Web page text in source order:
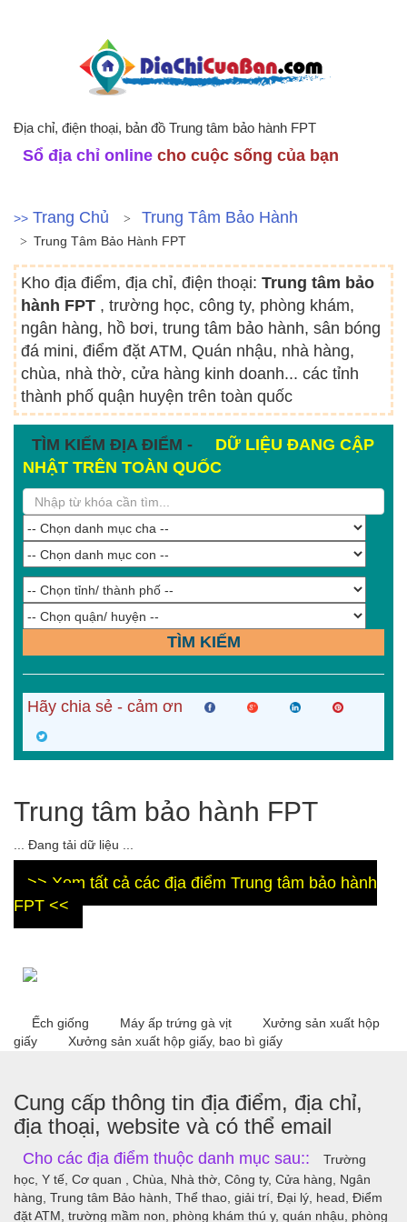
Địa chỉ, điện thoại, bản đồ Trung tâm bảo hành FPT
Sổ địa chỉ online cho cuộc sống của bạn
>> Trang Chủ Trung Tâm Bảo Hành
Trung Tâm Bảo Hành FPT
Kho địa điểm, địa chỉ, điện thoại: Trung tâm bảo
hành FPT , trường học, công ty, phòng khám,
ngân hàng, hồ bơi, trung tâm bảo hành, sân bóng
đá mini, điểm đặt ATM, Quán nhậu, nhà hàng,
chùa, nhà thờ, cửa hàng kinh doanh... các tỉnh
thành phố quận huyện trên toàn quốc
TÌM KIẾM ĐỊA ĐIỂM -
DỮ LIỆU ĐANG CẬP
NHẬT TRÊN TOÀN QUỐC
TÌM KIẾM
Hãy chia sẻ - cảm ơn
Trung tâm bảo hành FPT
... Đang tải dữ liệu ...
>> Xem tất cả các địa điểm Trung tâm bảo hành
FPT <<
Ếch giống Máy ấp trứng gà vịt
Xưởng sản xuất hộp
giấy
Xưởng sản xuất hộp giấy, bao bì giấy
Cung cấp thông tin địa điểm, địa chỉ,
địa thoại, website và có thể email
Cho các địa điểm thuộc danh mục sau::
Trường
học, Y tế, Cơ quan , Chùa, Nhà thờ, Công ty, Cửa hàng, Ngân
hàng, Trung tâm Bảo hành, Thể thao, giải trí, Đại lý, head, Điểm
đặt ATM, trường mầm non, phòng khám thú y, quán nhậu, phòng